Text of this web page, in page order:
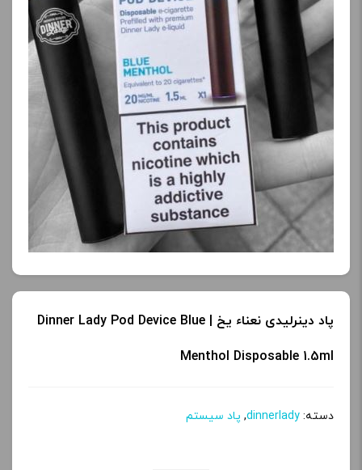
پاد دینرلیدی نعناء یخ | Dinner Lady Pod Device Blue
Menthol Disposable 1.5ml
دسته: dinnerlady
, پاد سیستم